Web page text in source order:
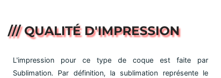
/// QUALITÉ D'IMPRESSION
L'impression pour ce type de coque est faite par
Sublimation. Par définition, la sublimation représente le